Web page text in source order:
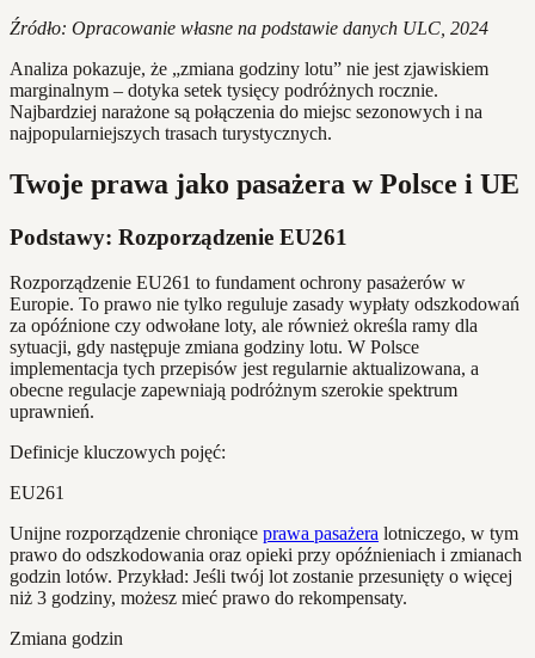
Źródło: Opracowanie własne na podstawie danych ULC, 2024
Analiza pokazuje, że „zmiana godziny lotu” nie jest zjawiskiem
marginalnym – dotyka setek tysięcy podróżnych rocznie.
Najbardziej narażone są połączenia do miejsc sezonowych i na
najpopularniejszych trasach turystycznych.
Twoje prawa jako pasażera w Polsce i UE
Podstawy: Rozporządzenie EU261
Rozporządzenie EU261 to fundament ochrony pasażerów w
Europie. To prawo nie tylko reguluje zasady wypłaty odszkodowań
za opóźnione czy odwołane loty, ale również określa ramy dla
sytuacji, gdy następuje zmiana godziny lotu. W Polsce
implementacja tych przepisów jest regularnie aktualizowana, a
obecne regulacje zapewniają podróżnym szerokie spektrum
uprawnień.
Definicje kluczowych pojęć:
EU261
Unijne rozporządzenie chroniące prawa pasażera lotniczego, w tym
prawo do odszkodowania oraz opieki przy opóźnieniach i zmianach
godzin lotów. Przykład: Jeśli twój lot zostanie przesunięty o więcej
niż 3 godziny, możesz mieć prawo do rekompensaty.
Zmiana godzin